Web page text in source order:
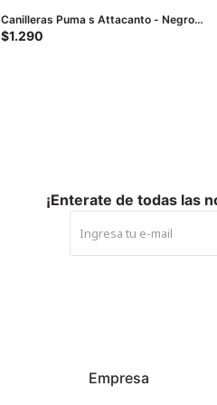
Canilleras Puma s Attacanto - Negro -
Anaranjado
$1.290
Empresa
¡Enterate de todas las